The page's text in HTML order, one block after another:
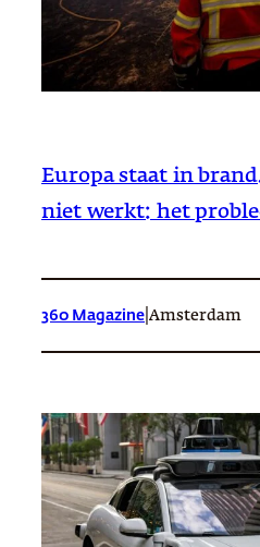
Europa staat in
niet werkt: het
360 Magazine Amsterdam